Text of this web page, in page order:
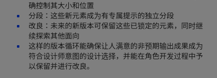
确控制其大小和位置
分段：这些新元素成为有专属提示的独立分段
改良：未来的新版本可保留这些已锁定的元素，同时继
续探索其他面向
这样的版本循环能确保让人满意的非预期输出成果成为
符合设计师意图的设计选择，并能在角色开发过程中予
以保留并进行改良。